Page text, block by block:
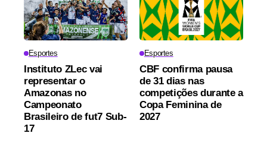
Esportes
Instituto ZLec vai
representar o
Amazonas no
Campeonato
Brasileiro de fut7 Sub-
17
Esportes
CBF confirma pausa
de 31 dias nas
competições durante a
Copa Feminina de
2027